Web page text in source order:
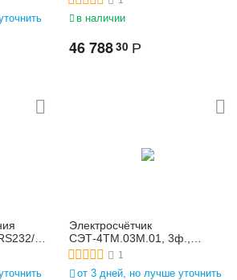
в наличии
46 78830 Р
Электросчётчик
СЭТ-4ТМ.03М.01, 3ф.,
многофунк., 3*(57,7-
1
от 3 дней, но лучше уточнить